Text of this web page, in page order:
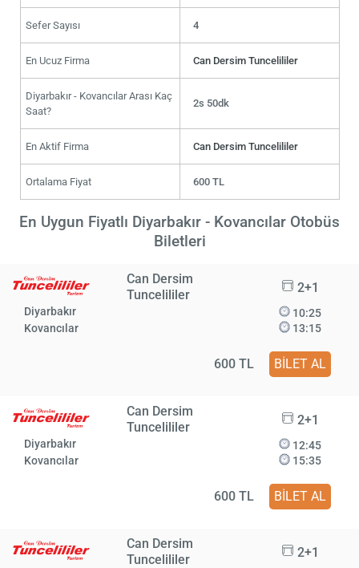
Sefer Sayısı 4
En Ucuz Firma Can Dersim Tuncelililer
Diyarbakır - Kovancılar Arası Kaç
Saat?
2s 50dk
En Aktif Firma Can Dersim Tuncelililer
Ortalama Fiyat 600 TL
En Uygun Fiyatlı Diyarbakır - Kovancılar Otobüs
Biletleri
Can Dersim
Tuncelililer
2+1
Diyarbakır
Kovancılar
10:25
13:15
600 TL BİLET AL
Can Dersim
Tuncelililer
2+1
Diyarbakır
Kovancılar
12:45
15:35
600 TL BİLET AL
Can Dersim
Tuncelililer
2+1